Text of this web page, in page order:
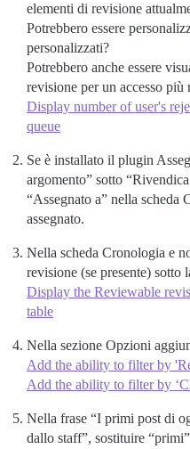
elementi di revisione
Potrebbero essere
personalizzati?
Potrebbero anche essere
revisione per un accesso più
Display number of user's
queue
Se è installato il plugin
argomento” sotto
“Assegnato a” nella scheda
assegnato.
Nella scheda Cronologia e
revisione (se presente) sotto
Display the Reviewable
table
Nella sezione Opzioni
Add the ability to filter by
Add the ability to filter by
Nella frase “I primi post di
dallo staff”, sostituire